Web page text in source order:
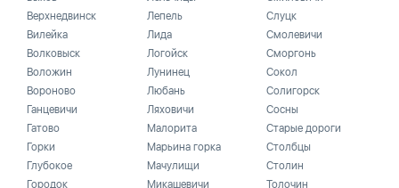
Верхнедвинск
Вилейка
Волковыск
Воложин
Вороново
Ганцевичи
Гатово
Горки
Глубокое
Городок
Лепель
Лида
Логойск
Лунинец
Любань
Ляховичи
Малорита
Марьина горка
Мачулищи
Микашевичи
Слуцк
Смолевичи
Сморгонь
Сокол
Солигорск
Сосны
Старые дороги
Столбцы
Столин
Толочин